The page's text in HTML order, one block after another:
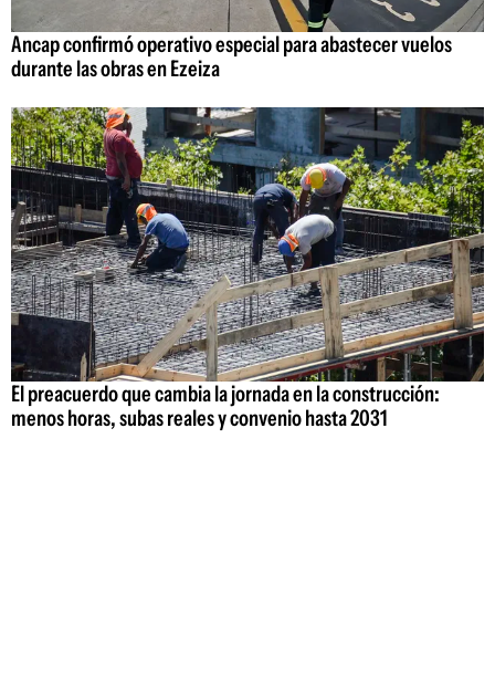
Ancap confirmó operativo especial para abastecer vuelos
durante las obras en Ezeiza
El preacuerdo que cambia la jornada en la construcción:
menos horas, subas reales y convenio hasta 2031